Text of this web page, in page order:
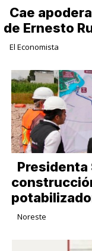
Cae
de Ernesto
El Economista
Presidenta
Noreste